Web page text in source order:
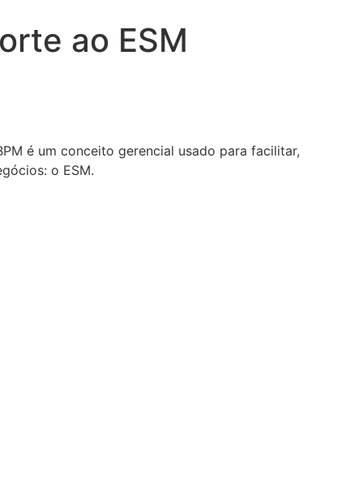
ao ESM
é um conceito gerencial usado para facilitar,
o ESM.